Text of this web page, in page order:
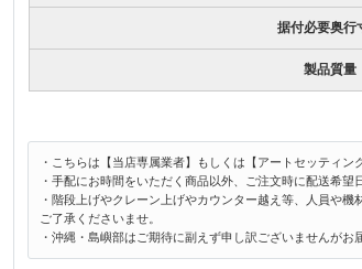
据付必要奥行
製品質量
・こちらは【当店専属業者】もしくは【アートセッティン
・手配にお時間をいただく商品以外、ご注文時に配送希望
・階段上げやクレーン上げやカウンター越え等、人員や
ご了承くださいませ。
・沖縄・島嶼部はご期待に副えず申し訳ございませんがお